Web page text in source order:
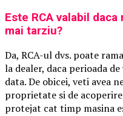
Este RCA valabil
mai tarziu?
Da, RCA-ul dvs. poate
la dealer, daca perioada
data. De obicei, veti avea
proprietate si de
protejat cat timp masina